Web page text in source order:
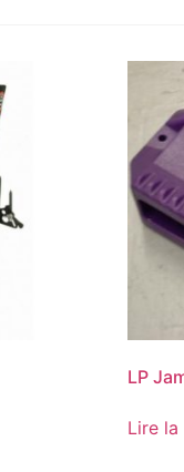
LP
Lire la